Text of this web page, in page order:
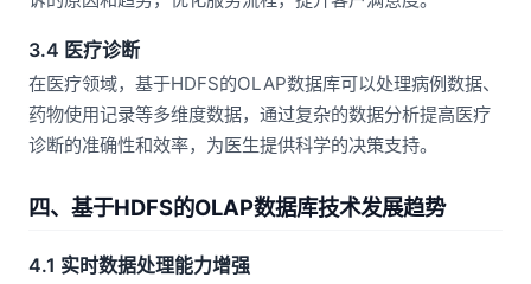
3.4 医疗诊断
在医疗领域，基于HDFS的OLAP数据库可以处理病例数据、
药物使用记录等多维度数据，通过复杂的数据分析提高医疗
诊断的准确性和效率，为医生提供科学的决策支持。
四、基于HDFS的OLAP数据库技术发展趋势
4.1 实时数据处理能力增强